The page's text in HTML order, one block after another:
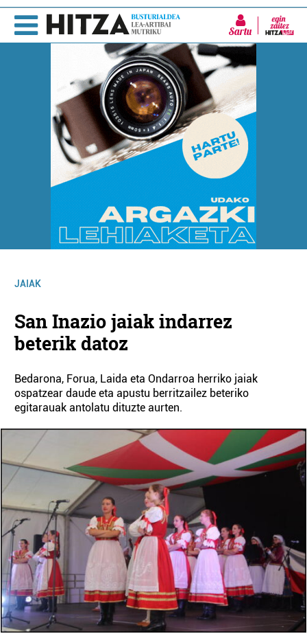
Sartu
JAIAK
San Inazio jaiak indarrez
beterik datoz
Bedarona, Forua, Laida eta Ondarroa herriko jaiak
ospatzear daude eta apustu berritzailez beteriko
egitarauak antolatu dituzte aurten.